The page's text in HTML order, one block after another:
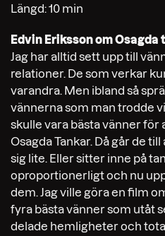
Längd: 10 min
Edvin Eriksson om Osagda
Jag har alltid sett upp till
relationer. De som verkar
varandra. Men ibland så
vännerna som man trodde
skulle vara bästa vänner för
Osagda Tankar. Då går de
sig lite. Eller sitter inne på
oproportionerligt och nu
dem. Jag ville göra en film
fyra bästa vänner som utåt
delade hemligheter och